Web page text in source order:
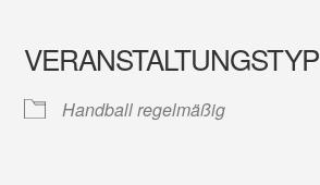
VERANSTALTUNGSTYP
Handball regelmäßig